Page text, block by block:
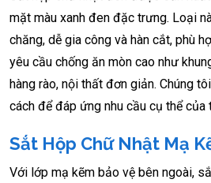
mặt màu xanh đen đặc trưng. Loại
chăng, dễ gia công và hàn cắt, phù
yêu cầu chống ăn mòn cao như
hàng rào, nội thất đơn giản. Chúng
cách để đáp ứng nhu cầu cụ thể của
Sắt Hộp Chữ Nhật Mạ
Với lớp mạ kẽm bảo vệ bên ngoài,